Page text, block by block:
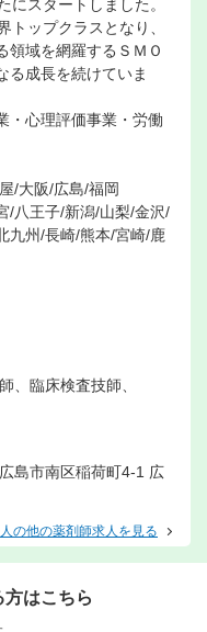
にスタートしました。
トップクラスとなり、
領域を網羅するＳＭＯ
る成長を続けていま
・心理評価事業・労働
/大阪/広島/福岡
/八王子/新潟/山梨/金沢/
九州/長崎/熊本/宮崎/鹿
臨床検査技師、
島市南区稲荷町4-1 広
の他の薬剤師求人を見る
はこちら